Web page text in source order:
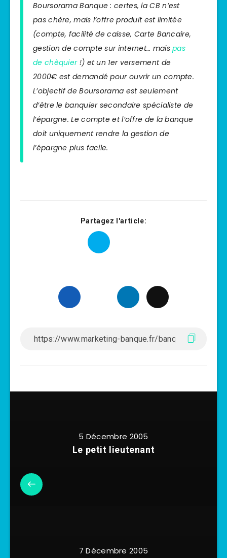
Boursorama Banque : certes, la CB n’est
pas chère, mais l’offre produit est limitée
(compte, facilité de caisse, Carte Bancaire,
gestion de compte sur internet… maispas
de chèquier!) et un 1er versement de
2000€ est demandé pour ouvrir un compte.
L’objectif de Boursorama est seulement
d’être le banquier secondaire spécialiste de
l’épargne. Le compte et l’offre de la banque
doit uniquement rendre la gestion de
l’épargne plus facile.
Partagez l'article:
5 Décembre 2005
Le petit lieutenant
7 Décembre 2005